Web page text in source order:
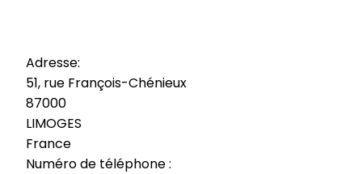
Adresse:
51, rue François-Chénieux
87000
LIMOGES
France
Numéro de téléphone :